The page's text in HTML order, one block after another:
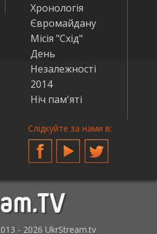
Хронологія
Євромайдану
Місія "Схід"
День
Незалежності
2014
Ніч пам'яті
Слідкуйте за нами в:
FacebookYouTubeTwitter
- 2026 UkrStream.tv